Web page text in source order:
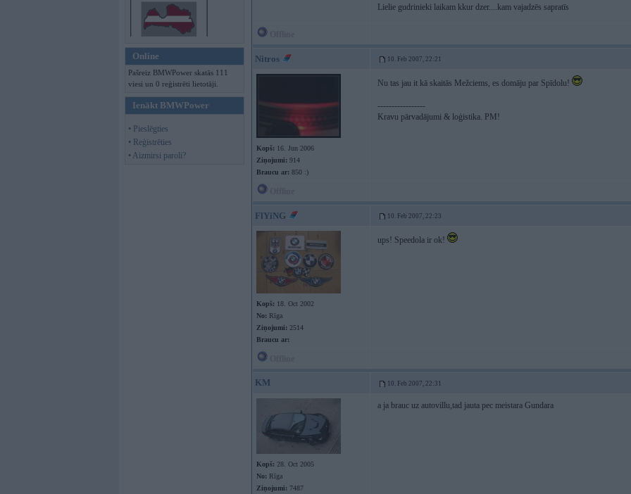
Online
Pašreiz BMWPower skatās 111
viesi un 0 reģistrēti lietotāji.
Ienākt BMWPower
• Pieslēgties
• Reģistrēties
• Aizmirsi paroli?
Lielie gudrinieki laikam kkur dzer....kam vajadzēs sapratīs
Nitros 10. Feb 2007, 22:21
Kopš: 16. Jun 2006
Ziņojumi: 914
Braucu ar: 850 :)
Nu tas jau it kā skaitās Mežciems, es domāju par Spīdolu!
-----------------
Kravu pārvadājumi & loģistika. PM!
FlYiNG 10. Feb 2007, 22:23
Kopš: 18. Oct 2002
No: Rīga
Ziņojumi: 2514
Braucu ar:
ups! Speedola ir ok!
KM 10. Feb 2007, 22:31
Kopš: 28. Oct 2005
No: Rīga
Ziņojumi: 7487
a ja brauc uz autovillu,tad jauta pec meistara Gundara